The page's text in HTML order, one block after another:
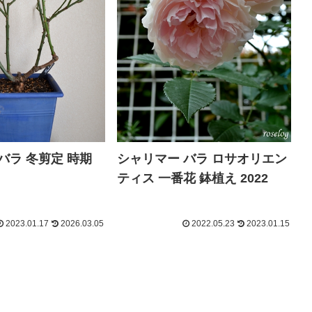
ラ 冬剪定 時期
2023.01.17 2026.03.05
シャリマー バラ ロサオリエン
ティス 一番花 鉢植え 2022
2022.05.23 2023.01.15